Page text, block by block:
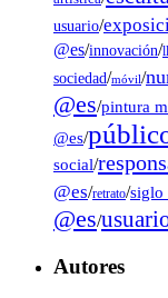
usuario/
@es/innovación/
sociedad/móvil/
@es/pintura
@es/
social/
@es/retrato/
@es/
Autores